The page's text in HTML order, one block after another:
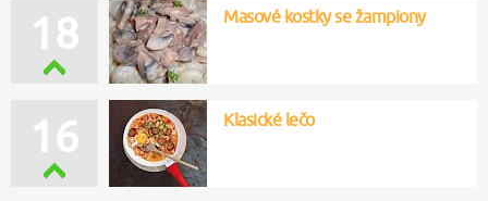
18 Masové kostky se žampiony
16 Klasické lečo